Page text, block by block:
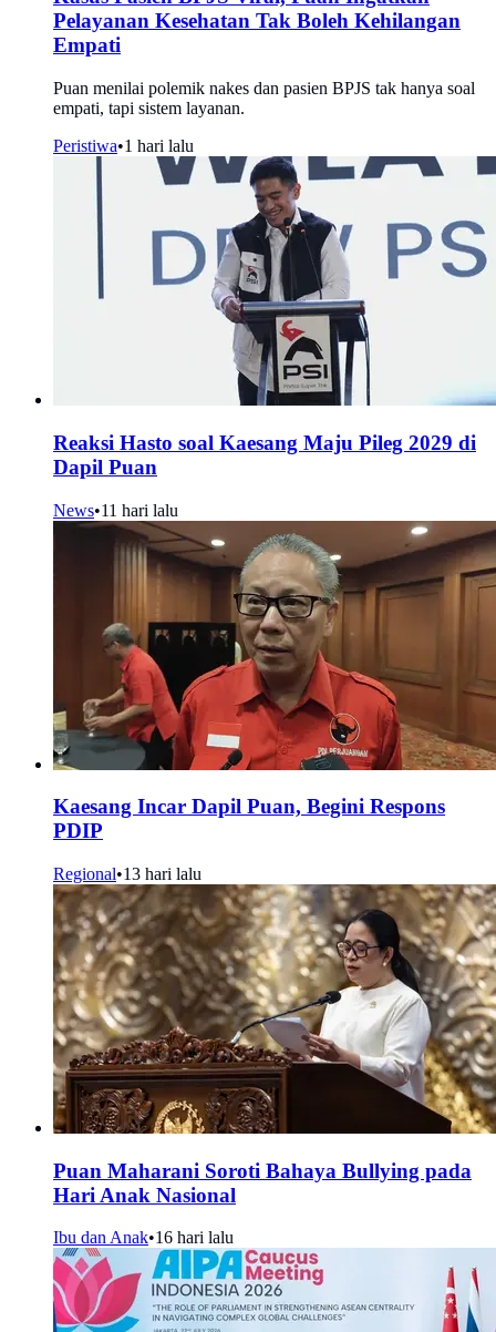
Pelayanan Kesehatan Tak Boleh Kehilangan
Empati
Puan menilai polemik nakes dan pasien BPJS tak hanya soal
empati, tapi sistem layanan.
Peristiwa•1 hari lalu
Reaksi Hasto soal Kaesang Maju Pileg 2029 di
Dapil Puan
News•11 hari lalu
Kaesang Incar Dapil Puan, Begini Respons
PDIP
Regional•13 hari lalu
Puan Maharani Soroti Bahaya Bullying pada
Hari Anak Nasional
Ibu dan Anak•16 hari lalu